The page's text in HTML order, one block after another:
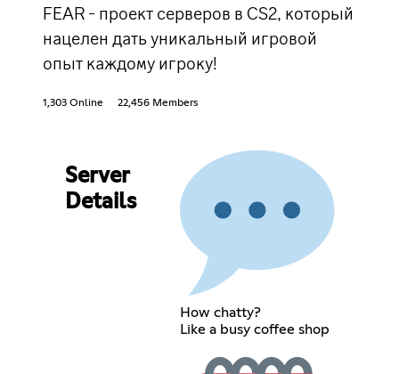
FEAR - проект серверов в CS2, который
нацелен дать уникальный игровой
опыт каждому игроку!
1,303 Online 22,456 Members
Server
Details
How chatty?
Like a busy coffee shop